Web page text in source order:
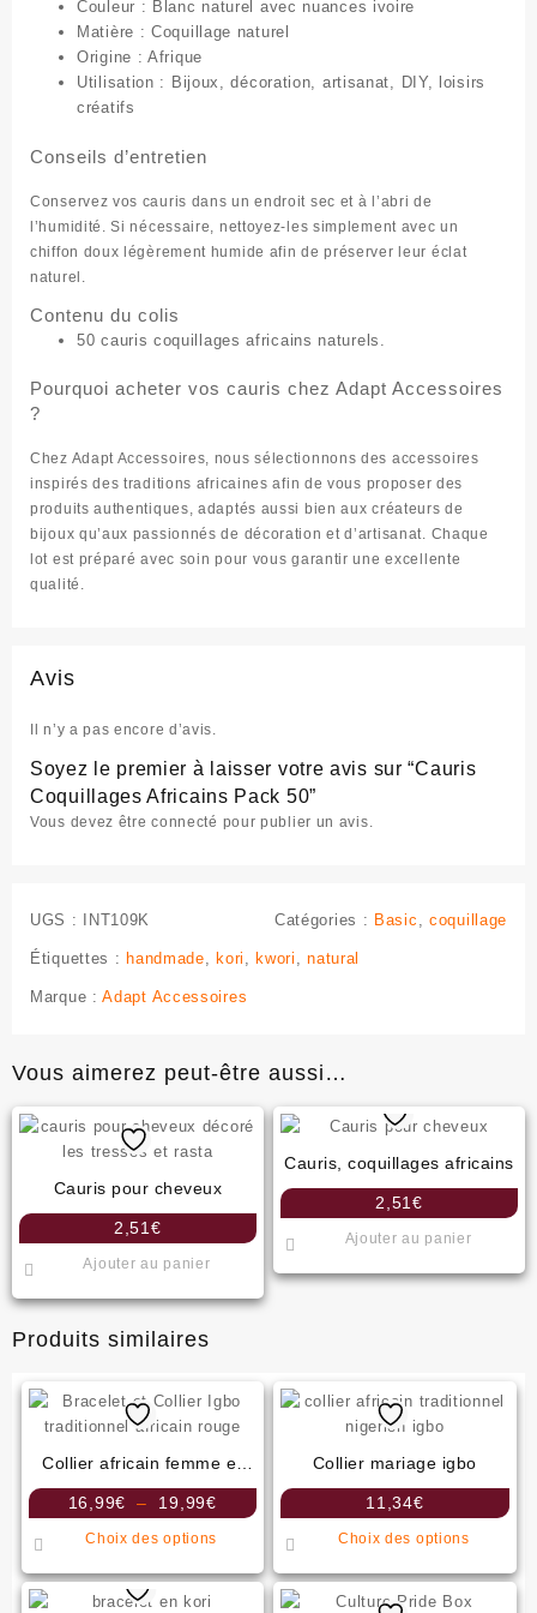
Couleur : Blanc naturel avec nuances ivoire
Matière : Coquillage naturel
Origine : Afrique
Utilisation : Bijoux, décoration, artisanat, DIY, loisirs
créatifs
Conseils d’entretien
Conservez vos cauris dans un endroit sec et à l’abri de
l’humidité. Si nécessaire, nettoyez-les simplement avec un
chiffon doux légèrement humide afin de préserver leur éclat
naturel.
Contenu du colis
50 cauris coquillages africains naturels.
Pourquoi acheter vos cauris chez Adapt Accessoires
?
Chez Adapt Accessoires, nous sélectionnons des accessoires
inspirés des traditions africaines afin de vous proposer des
produits authentiques, adaptés aussi bien aux créateurs de
bijoux qu’aux passionnés de décoration et d’artisanat. Chaque
lot est préparé avec soin pour vous garantir une excellente
qualité.
Avis
Il n’y a pas encore d’avis.
Soyez le premier à laisser votre avis sur “Cauris
Coquillages Africains Pack 50”
Vous devez êtreconnecté pour publier un avis.
UGS : INT109K Catégories : Basic , coquillage
Étiquettes : handmade, kori , kwori ,natural
Marque :Adapt Accessoires
Vous aimerez peut-être aussi…
Cauris pour cheveux
2,51 €
Ajouter au panier
Cauris, coquillages africains
2,51€
Ajouter au panier
Produits similaires
Collier africain femme et
Bracelet
16,99€ – 19,99€Plage
16,99€
Choix des options
a
Collier mariage igbo
11,34€
Choix des options
a